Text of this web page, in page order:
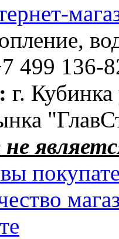
499 136-
г.